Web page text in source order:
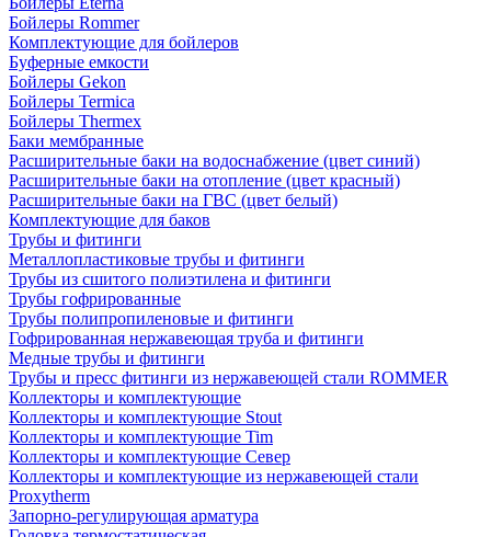
Бойлеры Rommer
Комплектующие для бойлеров
Буферные емкости
Бойлеры Gekon
Бойлеры Termica
Бойлеры Thermex
Баки мембранные
Расширительные баки на водоснабжение (цвет синий)
Расширительные баки на отопление (цвет красный)
Расширительные баки на ГВС (цвет белый)
Комплектующие для баков
Трубы и фитинги
Металлопластиковые трубы и фитинги
Трубы из сшитого полиэтилена и фитинги
Трубы гофрированные
Трубы полипропиленовые и фитинги
Гофрированная нержавеющая труба и фитинги
Медные трубы и фитинги
Трубы и пресс фитинги из нержавеющей стали ROMMER
Коллекторы и комплектующие
Коллекторы и комплектующие Stout
Коллекторы и комплектующие Tim
Коллекторы и комплектующие Север
Коллекторы и комплектующие из нержавеющей стали
Proxytherm
Запорно-регулирующая арматура